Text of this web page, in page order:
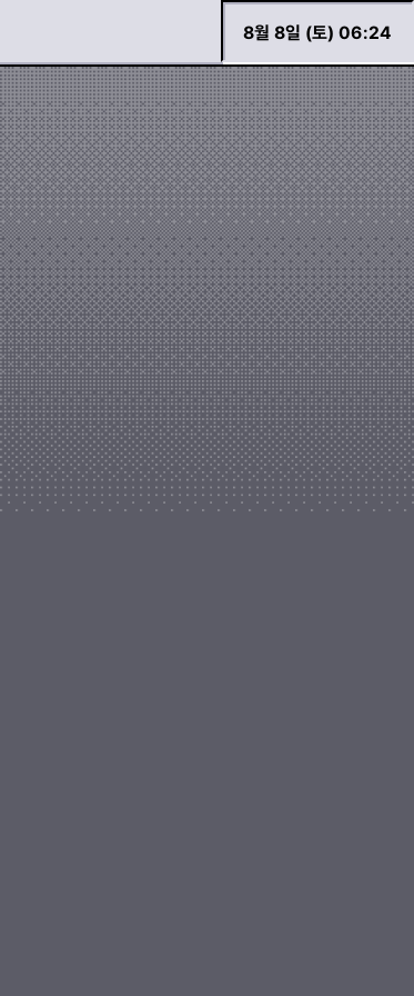
8월 8일 (토) 06:24
바로 검색하기
경고등 모아보기
두두 이야기